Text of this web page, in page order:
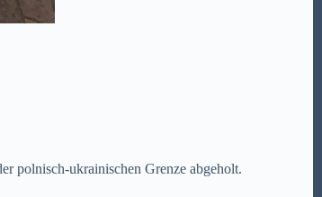
polnisch-ukrainischen Grenze abgeholt.